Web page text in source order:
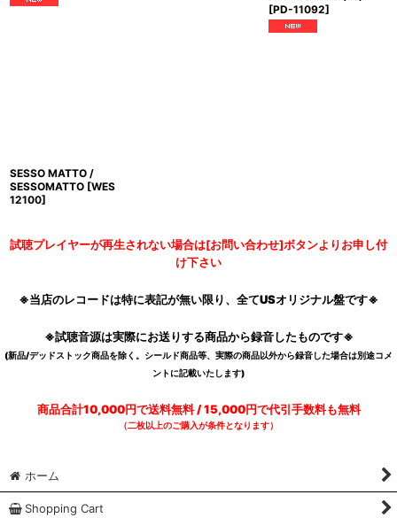
[PD-11092]
SESSO MATTO /
SESSOMATTO [WES
12100]
試聴プレイヤーが再生されない場合は[お問い合わせ]ボタンよりお申し付
け下さい
※当店のレコードは特に表記が無い限り、全てUSオリジナル盤です※
※試聴音源は実際にお送りする商品から録音したものです※
(新品/デッドストック商品を除く。シールド商品等、実際の商品以外から録音した場合は別途コメ
ントに記載いたします)
商品合計10,000円で送料無料 / 15,000円で代引手数料も無料
（二枚以上のご購入が条件となります）
ホーム
Shopping Cart